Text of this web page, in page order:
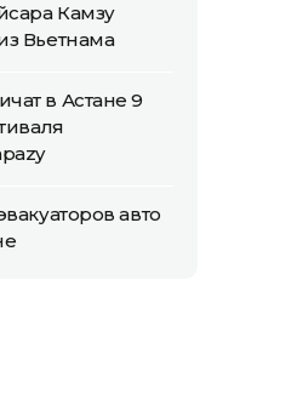
Камзу
Вьетнама
в Астане 9
авто